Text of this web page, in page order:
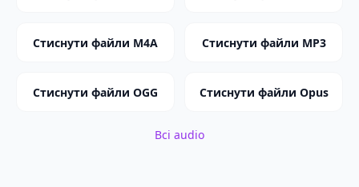
Стиснути файли M4A Стиснути файли MP3
Стиснути файли OGG Стиснути файли Opus
Всі audio